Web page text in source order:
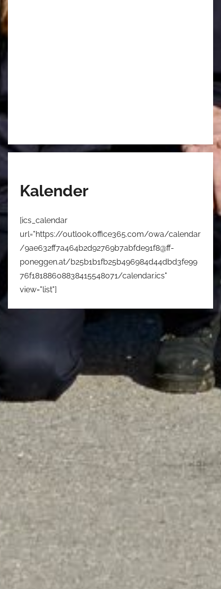
Kalender
[ics_calendar
url="https://outlook.office365.com/owa/calendar
/9ae632ff7a464b2d92769b7abfde91f8@ff-
poneggen.at/b25b1b1fb25b496984d44dbd3fe99
76f18188608838415548071/calendar.ics"
view="list"]